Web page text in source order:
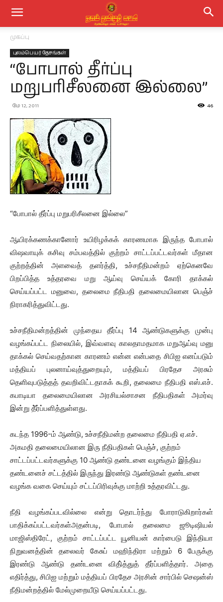
முகப்பு
புலம்பெயர் தேசங்கள்
“போபால் தீர்ப்பு
மறுபரிசீலனை இல்லை”
மே 12, 2011 46
“போபால் தீர்ப்பு மறுபரிசீலனை இல்லை”
ஆயிரக்கணக்கானோர் உயிரிழக்கக் காரணமாக இருந்த போபால்
விஷவாயுக் கசிவு சம்பவத்தில் குற்றம் சாட்டப்பட்டவர்கள் மீதான
குற்றத்தின் அளவைத் தளர்த்தி, உச்சநீதிமன்றம் ஏற்கெனவே
பிறப்பித்த உத்தரவை மறு ஆய்வு செய்யக் கோரி தாக்கல்
செய்யப்பட்ட மனுவை, தலைமை நீதிபதி தலைமையிலான பெஞ்ச்
நிராகரித்துவிட்டது.
உச்சநீதிமன்றத்தின் முந்தைய தீர்ப்பு 14 ஆண்டுகளுக்கு முன்பு
வழங்கப்பட்ட நிலையில், இவ்வளவு காலதாமதமாக மறுஆய்வு மனு
தாக்கல் செய்வதற்கான காரணம் என்ன என்பதை சிபிஐ எனப்படும்
மத்தியப் புலனாய்வுத்துறையும், மத்தியப் பிரதேச அரசும்
தெளிவுபடுத்தத் தவறிவிட்டதாகக் கூறி, தலைமை நீதிபதி எஸ்.எச்.
கபாடியா தலைமையிலான அரசியல்சாசன நீதிபதிகள் அமர்வு
இன்று தீ்ர்ப்பளித்துள்ளது.
கடந்த 1996-ம் ஆண்டு, உச்சநீதிமன்ற தலைமை நீதிபதி ஏ.எச்.
அகமதி தலைமையிலான இரு நீதிபதிகள் பெஞ்ச், குற்றம்
சாட்டப்பட்டவர்களுக்கு 10 ஆண்டு தண்டனை வழங்கும் இந்திய
தண்டனைச் சட்டத்தில் இருந்து இரண்டு ஆண்டுகள் தண்டனை
வழங்க வகை செய்யும் சட்டப்பிரிவுக்கு மாற்றி உத்தரவிட்டது.
நீதி வழங்கப்படவில்லை என்று தொடர்ந்து போராடுகிறார்கள்
பாதிக்கப்பட்டவர்கள்அதன்படி, போபால் தலைமை ஜூடிஷியல்
மாஜிஸ்திரேட், குற்றம் சாட்டப்பட்ட யூனியன் கார்பைடு இந்தியா
நிறுவனத்தின் தலைவர் கேசுப் மஹிந்திரா மற்றும் 6 பேருக்கு
இரண்டு ஆண்டு தண்டனை விதி்த்துத் தீர்ப்பளித்தார். அதை
எதிர்த்து, சிபிஐ மற்றும் மத்தியப் பிரதேச அரசின் சார்பில் செஷன்ஸ்
நீதிமன்றத்தில் மேல்முறையீடு செய்யப்பட்டது.